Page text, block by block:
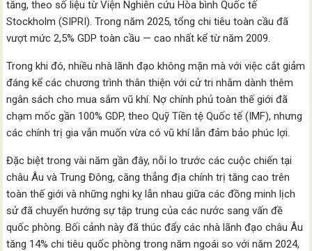
tăng, theo số liệu từ Viện Nghiên cứu Hòa bình Quốc tế
Stockholm (SIPRI). Trong năm 2025, tổng chi tiêu toàn cầu đã
vượt mức 2,5% GDP toàn cầu — cao nhất kể từ năm 2009.
Trong khi đó, nhiều nhà lãnh đạo không mặn mà với việc cắt giảm
đáng kể các chương trình thân thiện với cử tri nhằm dành thêm
ngân sách cho mua sắm vũ khí. Nợ chính phủ toàn thế giới đã
chạm mốc gần 100% GDP, theo Quỹ Tiền tệ Quốc tế (IMF), nhưng
các chính trị gia vẫn muốn vừa có vũ khí lẫn đảm bảo phúc lợi.
Đặc biệt trong vài năm gần đây, nỗi lo trước các cuộc chiến tại
châu Âu và Trung Đông, căng thẳng địa chính trị tăng cao trên
toàn thế giới và những nghi kỵ lẫn nhau giữa các đồng minh lịch
sử đã chuyển hướng sự tập trung của các nước sang vấn đề
quốc phòng. Bối cảnh này đã thúc đẩy các nhà lãnh đạo châu Âu
tăng 14% chi tiêu quốc phòng trong năm ngoái so với năm 2024,